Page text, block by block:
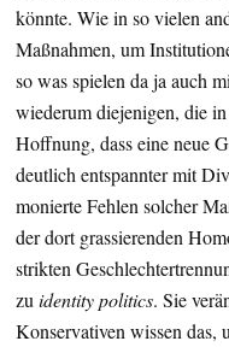
könnte. Wie in so vielen
Maßnahmen, um
so was spielen da ja auch
wiederum diejenigen, die
Hoffnung, dass eine neue
deutlich entspannter mit
monierte Fehlen solcher
der dort grassierenden
strikten
zu identity politics. Sie
Konservativen wissen das,